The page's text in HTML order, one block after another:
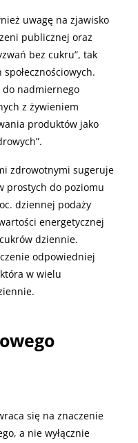
uwagę na zjawisko
publicznej oraz
bez cukru”, tak
do nadmiernego
z żywieniem
produktów jako
zdrowotnymi sugeruje
prostych do poziomu
dziennej podaży
energetycznej
dziennie.
odpowiedniej
w wielu
się na znaczenie
a nie wyłącznie